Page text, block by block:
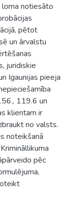
loma notiesāto
pētot
un ārvalstu
juridiskie
Igaunijas pieeja
119.6 un
klientam ir
no valsts.
noteikšanā
pēc